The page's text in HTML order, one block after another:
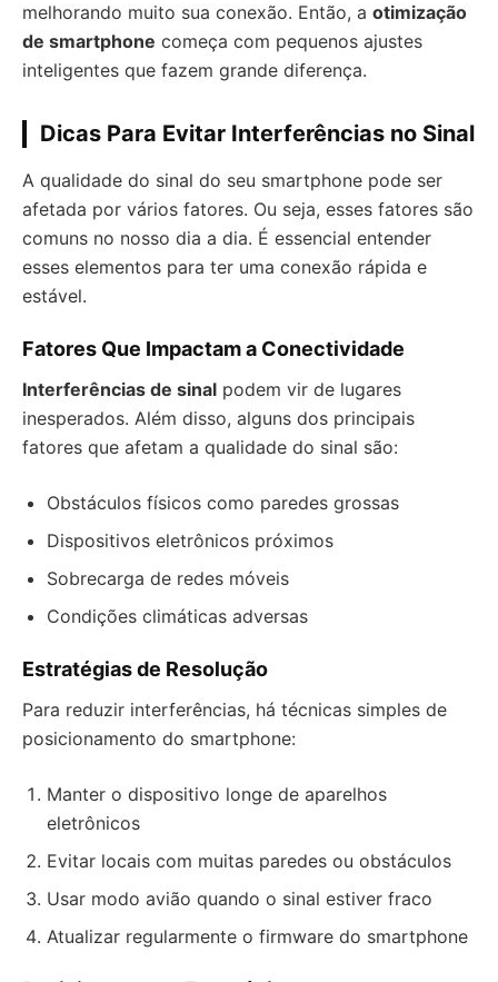
melhorando muito sua conexão. Então, a otimização
de smartphone começa com pequenos ajustes
inteligentes que fazem grande diferença.
Dicas Para Evitar Interferências no Sinal
A qualidade do sinal do seu smartphone pode ser
afetada por vários fatores. Ou seja, esses fatores são
comuns no nosso dia a dia. É essencial entender
esses elementos para ter uma conexão rápida e
estável.
Fatores Que Impactam a Conectividade
Interferências de sinal podem vir de lugares
inesperados. Além disso, alguns dos principais
fatores que afetam a qualidade do sinal são:
Obstáculos físicos como paredes grossas
Dispositivos eletrônicos próximos
Sobrecarga de redes móveis
Condições climáticas adversas
Estratégias de Resolução
Para reduzir interferências, há técnicas simples de
posicionamento do smartphone:
Manter o dispositivo longe de aparelhos
eletrônicos
Evitar locais com muitas paredes ou obstáculos
Usar modo avião quando o sinal estiver fraco
Atualizar regularmente o firmware do smartphone